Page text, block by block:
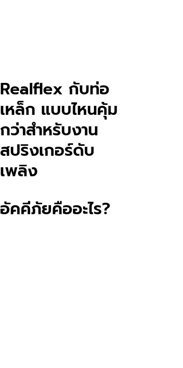
Realflex กับท่อ
เหล็ก แบบไหนคุ้ม
กว่าสำหรับงาน
สปริงเกอร์ดับ
เพลิง
อัคคีภัยคืออะไร?